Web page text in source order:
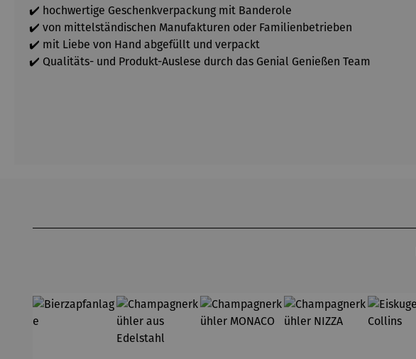
✔️ hochwertige Geschenkverpackung mit Banderole
✔️ von mittelständischen Manufakturen oder Familienbetrieben
✔️ mit Liebe von Hand abgefüllt und verpackt
✔️ Qualitäts- und Produkt-Auslese durch das Genial Genießen Team